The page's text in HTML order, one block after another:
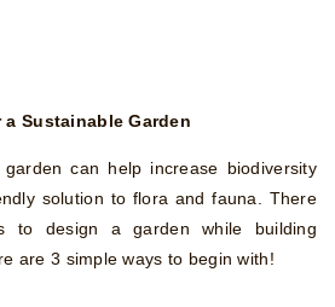
Sustainable Garden
can help increase biodiversity
solution to flora and fauna. There
to design a garden while building
are 3 simple ways to begin with!